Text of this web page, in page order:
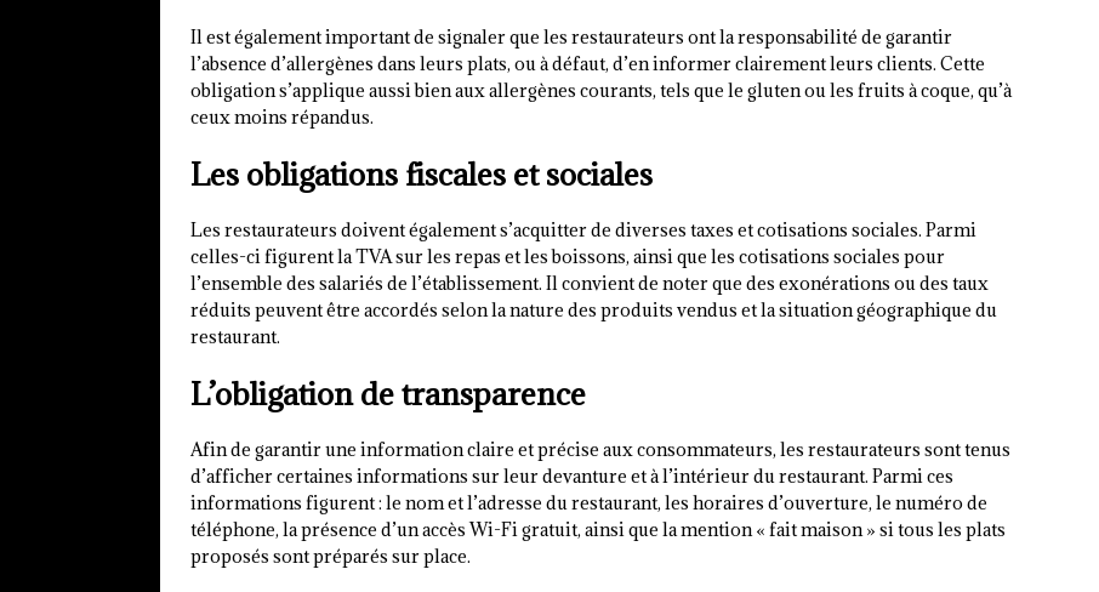
Il est également important de signaler que les restaurateurs ont la responsabilité de garantir
l’absence d’allergènes dans leurs plats, ou à défaut, d’en informer clairement leurs clients. Cette
obligation s’applique aussi bien aux allergènes courants, tels que le gluten ou les fruits à coque, qu’à
ceux moins répandus.
Les obligations fiscales et sociales
Les restaurateurs doivent également s’acquitter de diverses taxes et cotisations sociales. Parmi
celles-ci figurent la TVA sur les repas et les boissons, ainsi que les cotisations sociales pour
l’ensemble des salariés de l’établissement. Il convient de noter que des exonérations ou des taux
réduits peuvent être accordés selon la nature des produits vendus et la situation géographique du
restaurant.
L’obligation de transparence
Afin de garantir une information claire et précise aux consommateurs, les restaurateurs sont tenus
d’afficher certaines informations sur leur devanture et à l’intérieur du restaurant. Parmi ces
informations figurent : le nom et l’adresse du restaurant, les horaires d’ouverture, le numéro de
téléphone, la présence d’un accès Wi-Fi gratuit, ainsi que la mention « fait maison » si tous les plats
proposés sont préparés sur place.